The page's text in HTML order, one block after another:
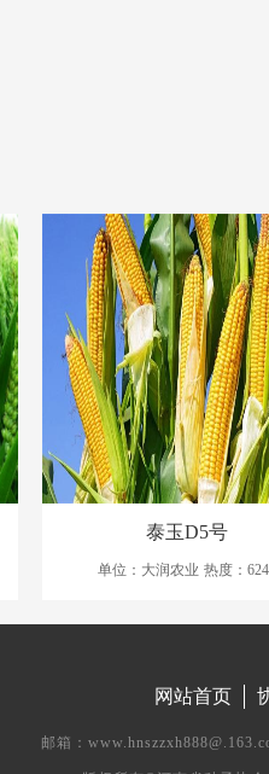
泰玉D5号
单位：大润农业 热度：
网站首页
邮箱：